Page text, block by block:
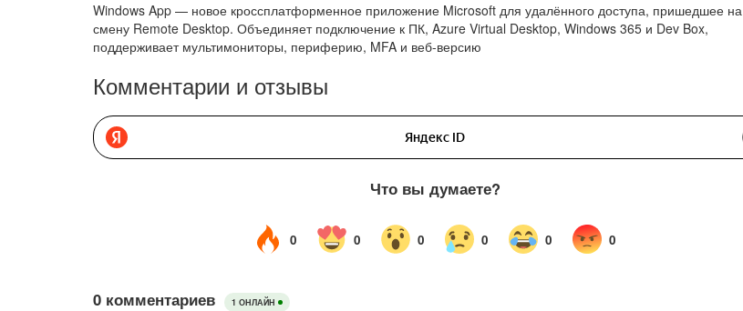
Windows App — новое кроссплатформенное приложение Microsoft для удалённого доступа, пришедшее на
смену Remote Desktop. Объединяет подключение к ПК, Azure Virtual Desktop, Windows 365 и Dev Box,
поддерживает мультимониторы, периферию, MFA и веб-версию
Комментарии и отзывы